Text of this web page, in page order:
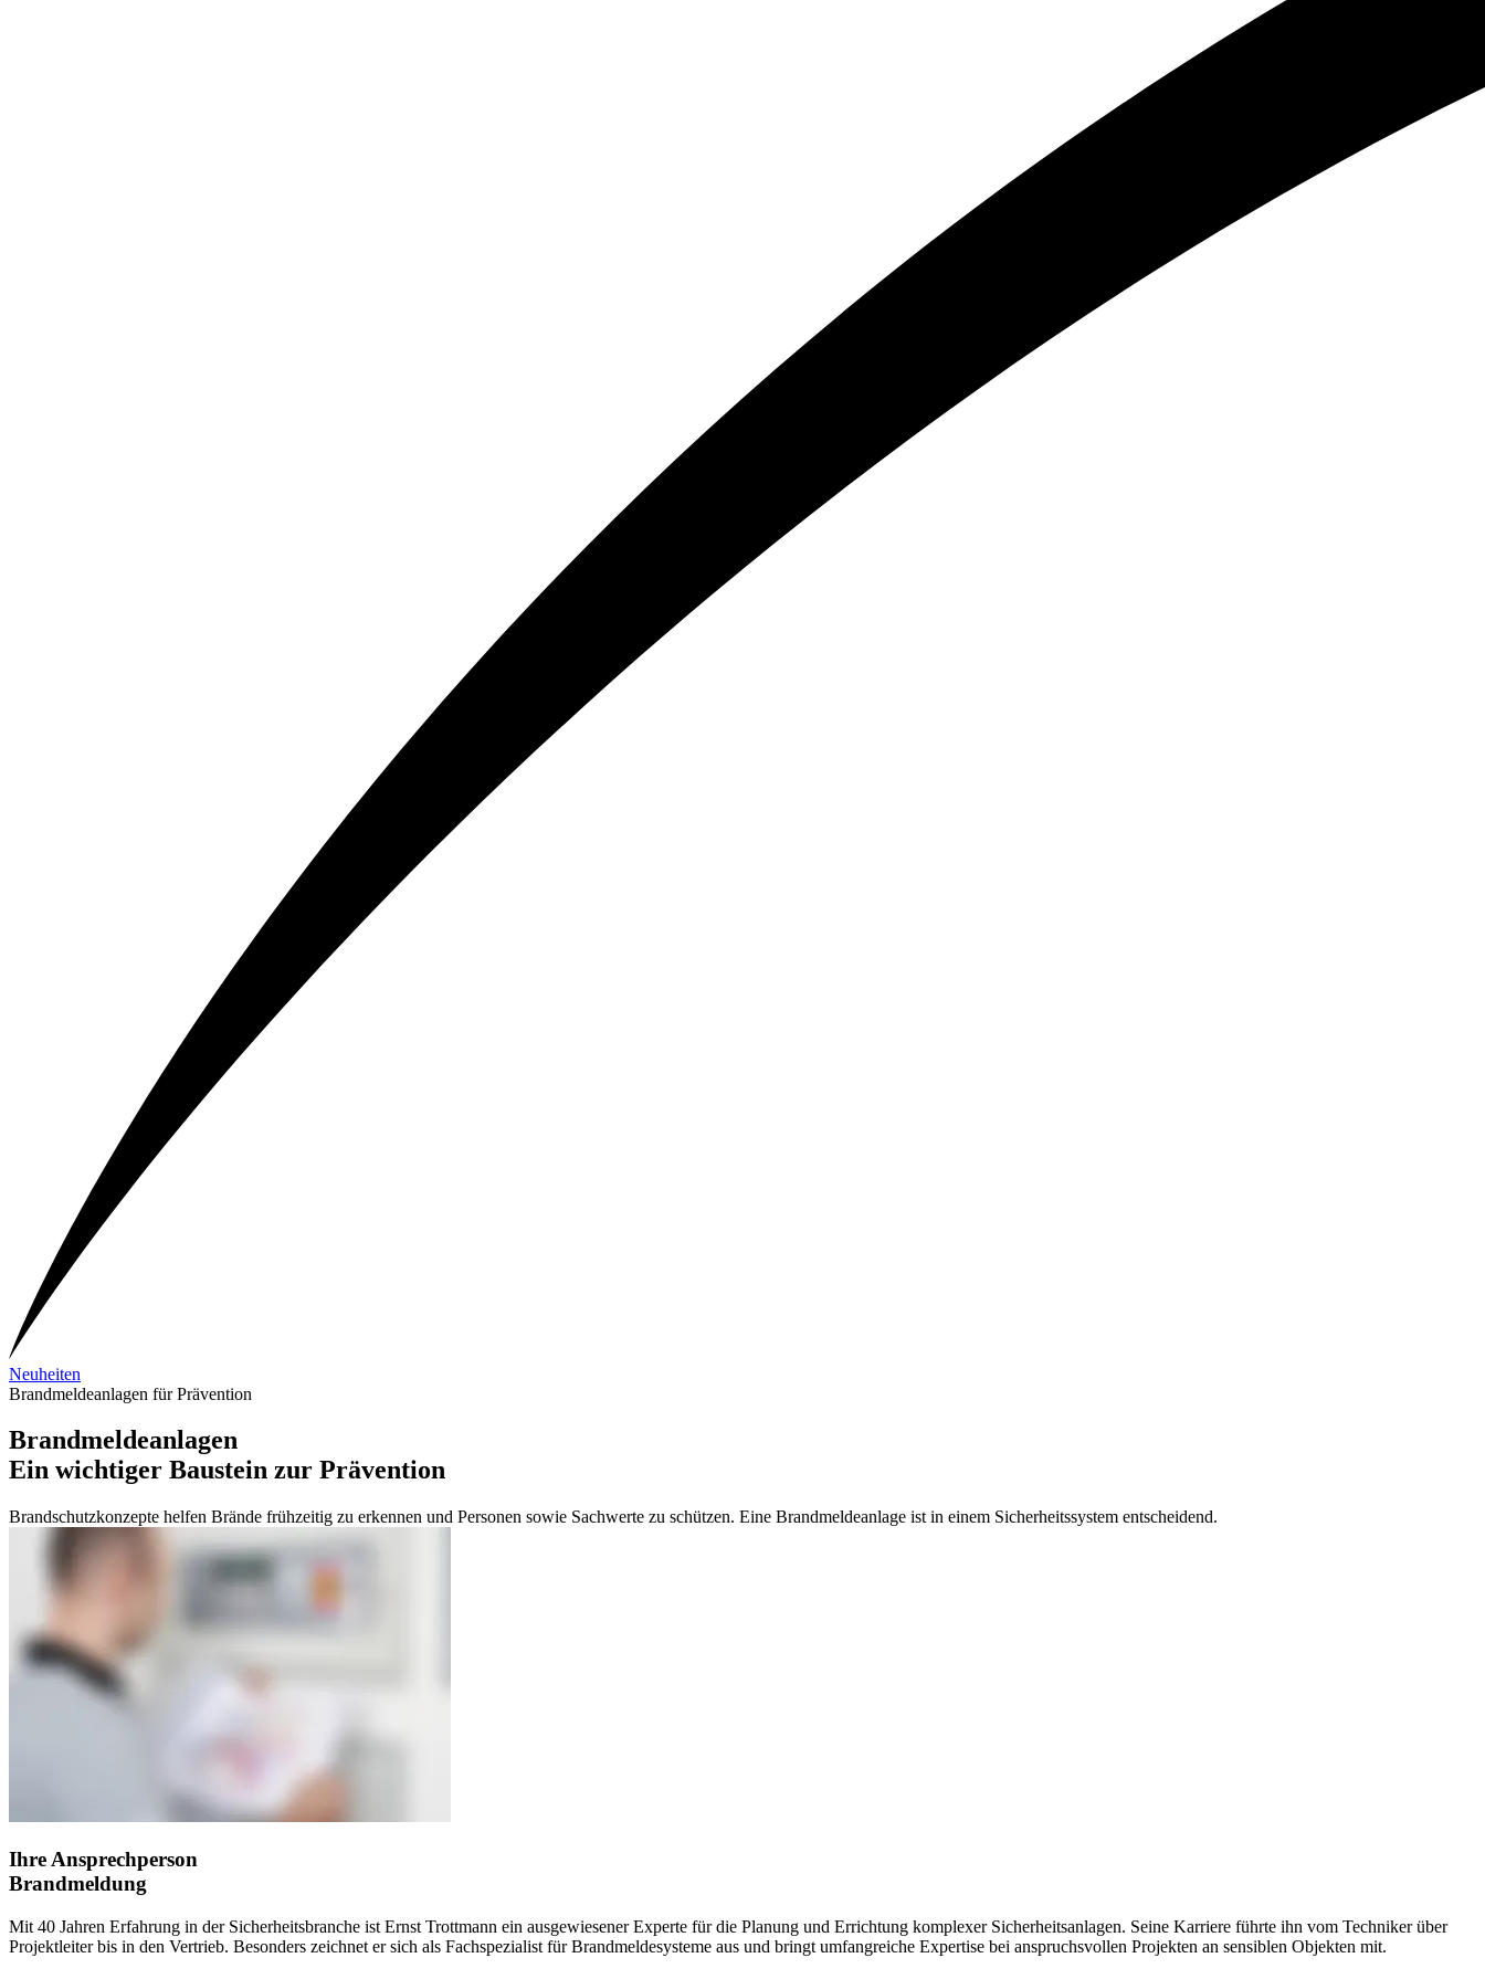
Neuheiten
Brandmeldeanlagen für Prävention
Brandmeldeanlagen
Ein wichtiger Baustein zur Prävention
Brandschutzkonzepte helfen Brände frühzeitig zu erkennen und Personen sowie Sachwerte zu schützen. Eine Brandmeldeanlage ist in einem Sicherheitssystem entscheidend.
Ihre Ansprechperson
Brandmeldung
Mit 40 Jahren Erfahrung in der Sicherheitsbranche ist Ernst Trottmann ein ausgewiesener Experte für die Planung und Errichtung komplexer Sicherheitsanlagen. Seine Karriere führte ihn vom Techniker über
Projektleiter bis in den Vertrieb. Besonders zeichnet er sich als Fachspezialist für Brandmeldesysteme aus und bringt umfangreiche Expertise bei anspruchsvollen Projekten an sensiblen Objekten mit.